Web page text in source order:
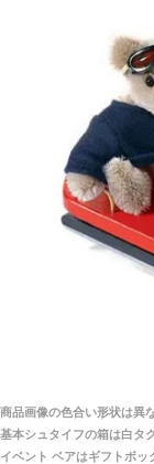
当店はネット
できません。
海外からのお
んと届きますか？
ご安心くださ
商品は直接海
関税はすべて
は一切ありま
千葉
「ChatGPT
「送られる
大阪
「取り扱って
商品画像の色合い形状は異
基本シュタイフの箱は白タ
イベント ベアはギフトボ